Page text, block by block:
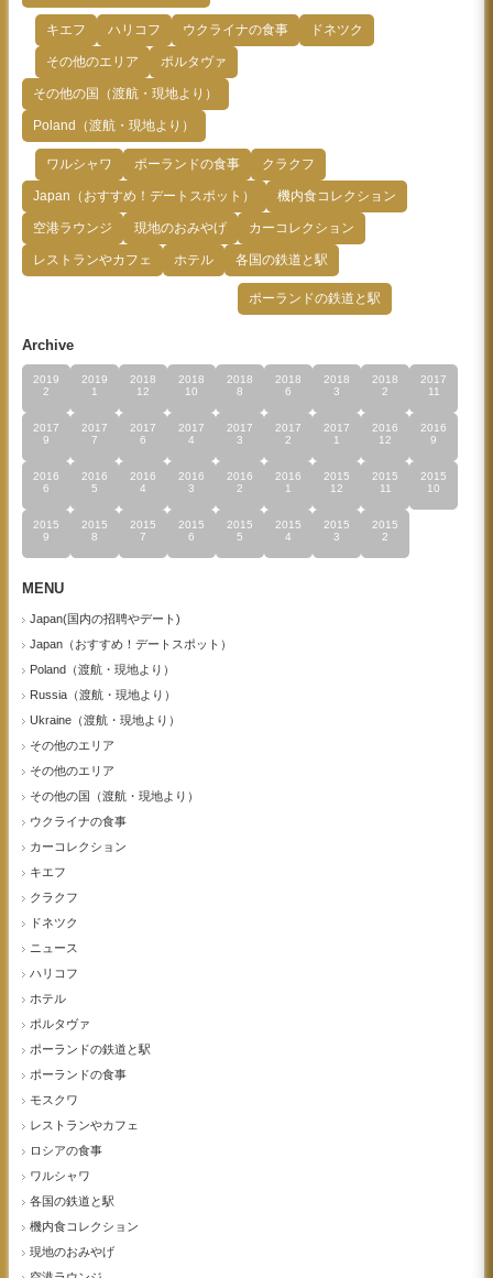
キエフ ハリコフ ウクライナの食事 ドネツク
その他のエリア ポルタヴァ
その他の国（渡航・現地より）
Poland（渡航・現地より）
ワルシャワ ポーランドの食事 クラクフ
Japan（おすすめ！デートスポット） 機内食コレクション
空港ラウンジ 現地のおみやげ カーコレクション
レストランやカフェ ホテル 各国の鉄道と駅
ポーランドの鉄道と駅
Archive
2019
2
2019
1
2018
12
2018
10
2018
8
2018
6
2018
3
2018
2
2017
11
2017
9
2017
7
2017
6
2017
4
2017
3
2017
2
2017
1
2016
12
2016
9
2016
6
2016
5
2016
4
2016
3
2016
2
2016
1
2015
12
2015
11
2015
10
2015
9
2015
8
2015
7
2015
6
2015
5
2015
4
2015
3
2015
2
MENU
Japan(国内の招聘やデート)
Japan（おすすめ！デートスポット）
Poland（渡航・現地より）
Russia（渡航・現地より）
Ukraine（渡航・現地より）
その他のエリア
その他のエリア
その他の国（渡航・現地より）
ウクライナの食事
カーコレクション
キエフ
クラクフ
ドネツク
ニュース
ハリコフ
ホテル
ポルタヴァ
ポーランドの鉄道と駅
ポーランドの食事
モスクワ
レストランやカフェ
ロシアの食事
ワルシャワ
各国の鉄道と駅
機内食コレクション
現地のおみやげ